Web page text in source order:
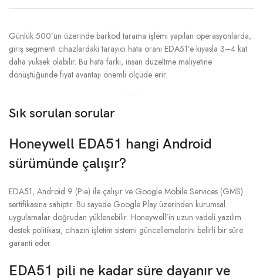
Günlük 500’ün üzerinde barkod tarama işlemi yapılan operasyonlarda,
giriş segmenti cihazlardaki tarayıcı hata oranı EDA51’e kıyasla 3–4 kat
daha yüksek olabilir. Bu hata farkı, insan düzeltme maliyetine
dönüştüğünde fiyat avantajı önemli ölçüde erir.
Sık sorulan sorular
Honeywell EDA51 hangi Android
sürümünde çalışır?
EDA51, Android 9 (Pie) ile çalışır ve Google Mobile Services (GMS)
sertifikasına sahiptir. Bu sayede Google Play üzerinden kurumsal
uygulamalar doğrudan yüklenebilir. Honeywell’in uzun vadeli yazılım
destek politikası, cihazın işletim sistemi güncellemelerini belirli bir süre
garanti eder.
EDA51 pili ne kadar süre dayanır ve